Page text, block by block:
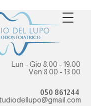
Lun - Gio 8.00 - 19.00
Ven 8.00 - 13.00
050 861244